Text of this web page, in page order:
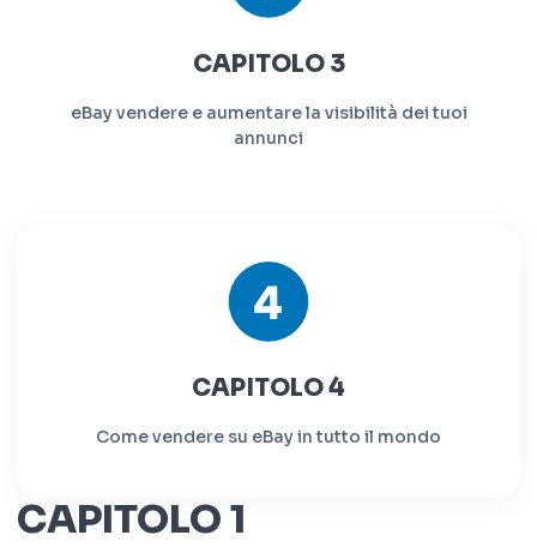
CAPITOLO 3
eBay vendere e aumentare la visibilità dei tuoi
annunci
CAPITOLO 4
Come vendere su eBay in tutto il mondo
CAPITOLO 1